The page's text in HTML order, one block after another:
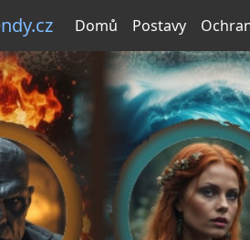
Domů Postavy